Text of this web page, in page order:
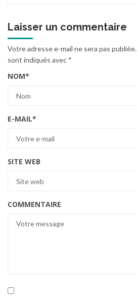
Laisser un commentaire
Votre adresse e-mail ne sera pas publiée.
sont indiqués avec *
NOM*
E-MAIL*
SITE WEB
COMMENTAIRE